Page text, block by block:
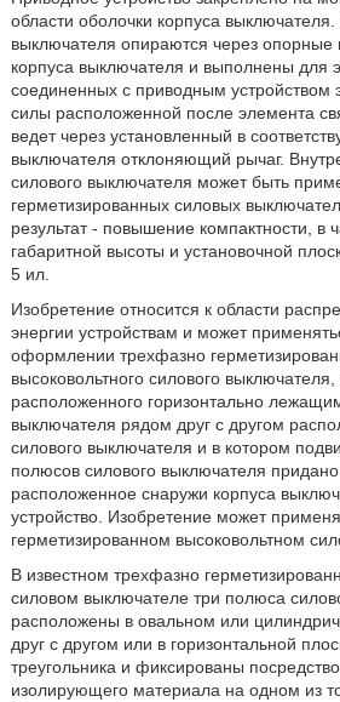
области оболочки корпуса
выключателя опираются через опорные
корпуса выключателя и выполнены для
соединенных с приводным устройством
силы расположенной после элемента
ведет через установленный в
выключателя отклоняющий рычаг.
силового выключателя может быть
герметизированных силовых
результат - повышение компактности, в
габаритной высоты и установочной
5 ил.
Изобретение относится к области
энергии устройствам и может
оформлении трехфазно
высоковольтного силового
расположенного горизонтально
выключателя рядом друг с другом
силового выключателя и в котором
полюсов силового выключателя
расположенное снаружи корпуса
устройство. Изобретение может
герметизированном высоковольтном
В известном трехфазно
силовом выключателе три полюса
расположены в овальном или
друг с другом или в горизонтальной
треугольника и фиксированы
изолирующего материала на одном из